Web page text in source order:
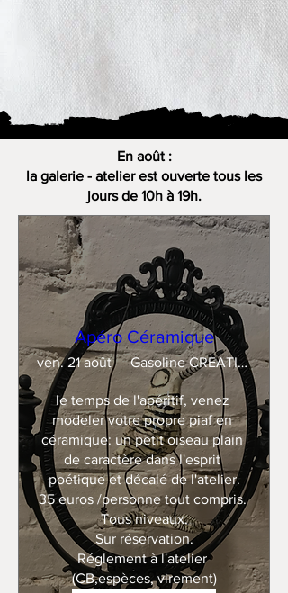
En août :
la galerie - atelier est ouverte tous les
jours de 10h à 19h.
Apéro Céramique
ven. 21 août Gasoline CREATION
le temps de l'apéritif, venez
modeler votre propre piaf en
céramique: un petit oiseau plain
de caractère dans l'esprit
poétique et décalé de l'atelier.
35 euros /personne tout compris.
Tous niveaux.
Sur réservation.
Réglement à l'atelier
(CB,espèces, virement)